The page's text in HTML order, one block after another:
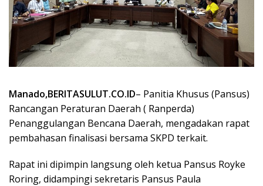
Manado,BERITASULUT.CO.ID– Panitia Khusus (Pansus)
Rancangan Peraturan Daerah ( Ranperda)
Penanggulangan Bencana Daerah, mengadakan rapat
pembahasan finalisasi bersama SKPD terkait.
Rapat ini dipimpin langsung oleh ketua Pansus Royke
Roring, didampingi sekretaris Pansus Paula